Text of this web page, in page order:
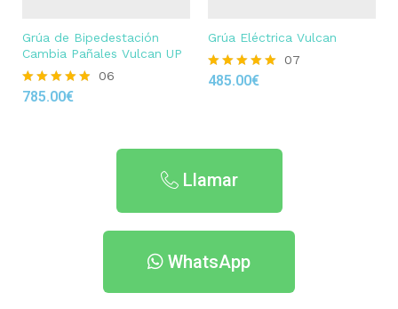
Grúa de Bipedestación
Cambia Pañales Vulcan UP
Rated
06
785.00€
Grúa Eléctrica Vulcan
Rated
07
485.00€
Llamar
WhatsApp